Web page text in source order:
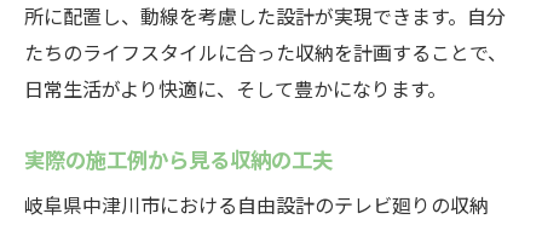
所に配置し、動線を考慮した設計が実現できます。自分
たちのライフスタイルに合った収納を計画することで、
日常生活がより快適に、そして豊かになります。
実際の施工例から見る収納の工夫
岐阜県中津川市における自由設計のテレビ廻りの収納